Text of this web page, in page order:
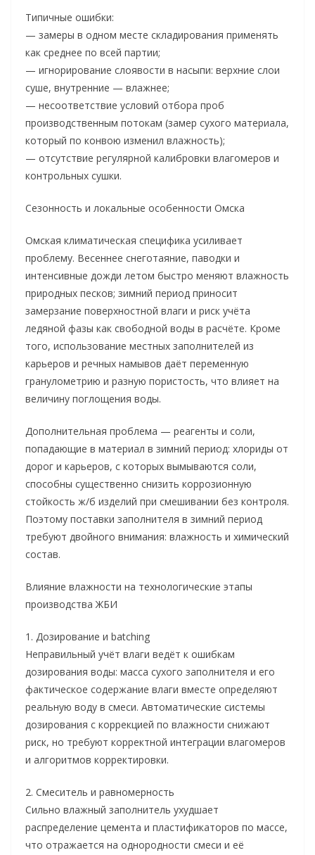
Типичные ошибки:
— замеры в одном месте складирования применять
как среднее по всей партии;
— игнорирование слоявости в насыпи: верхние слои
суше, внутренние — влажнее;
— несоответствие условий отбора проб
производственным потокам (замер сухого материала,
который по конвою изменил влажность);
— отсутствие регулярной калибровки влагомеров и
контрольных сушки.
Сезонность и локальные особенности Омска
Омская климатическая специфика усиливает
проблему. Весеннее снеготаяние, паводки и
интенсивные дожди летом быстро меняют влажность
природных песков; зимний период приносит
замерзание поверхностной влаги и риск учёта
ледяной фазы как свободной воды в расчёте. Кроме
того, использование местных заполнителей из
карьеров и речных намывов даёт переменную
гранулометрию и разную пористость, что влияет на
величину поглощения воды.
Дополнительная проблема — реагенты и соли,
попадающие в материал в зимний период: хлориды от
дорог и карьеров, с которых вымываются соли,
способны существенно снизить коррозионную
стойкость ж/б изделий при смешивании без контроля.
Поэтому поставки заполнителя в зимний период
требуют двойного внимания: влажность и химический
состав.
Влияние влажности на технологические этапы
производства ЖБИ
1. Дозирование и batching
Неправильный учёт влаги ведёт к ошибкам
дозирования воды: масса сухого заполнителя и его
фактическое содержание влаги вместе определяют
реальную воду в смеси. Автоматические системы
дозирования с коррекцией по влажности снижают
риск, но требуют корректной интеграции влагомеров
и алгоритмов корректировки.
2. Смеситель и равномерность
Сильно влажный заполнитель ухудшает
распределение цемента и пластификаторов по массе,
что отражается на однородности смеси и её